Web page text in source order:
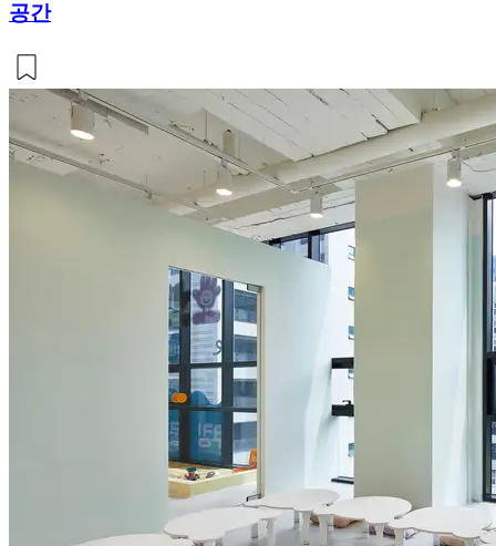
공간